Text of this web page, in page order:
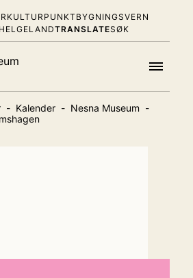
KULTURPUNKT BYGNINGSVERN
TRANSLATESØK
- Kalender - Nesna Museum -